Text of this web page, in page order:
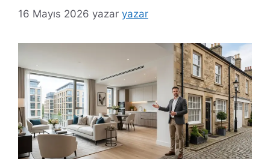
16 Mayıs 2026 yazar yazar